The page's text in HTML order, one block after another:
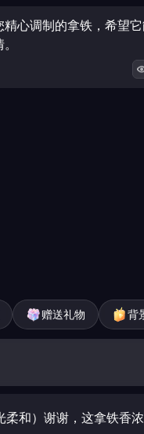
心调制的拿铁，希望
赠送礼物 背
柔和）谢谢，这拿铁香